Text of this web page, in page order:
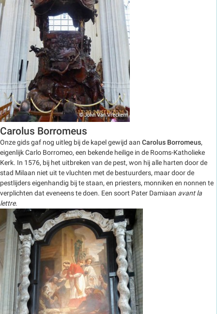
Carolus Borromeus
Onze gids gaf nog uitleg bij de kapel gewijd aan Carolus Borromeus,
eigenlijk Carlo Borromeo, een bekende heilige in de Rooms-Katholieke
Kerk. In 1576, bij het uitbreken van de pest, won hij alle harten door de
stad Milaan niet uit te vluchten met de bestuurders, maar door de
pestlijders eigenhandig bij te staan, en priesters, monniken en nonnen te
verplichten dat eveneens te doen. Een soort Pater Damiaan avant la
lettre.